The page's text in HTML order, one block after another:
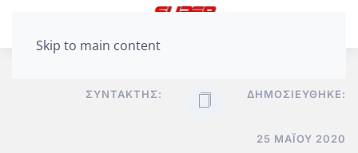
Skip to main content
ΣΥΝΤΆΚΤΗΣ: ΔΗΜΟΣΙΕΎΘΗΚΕ:
25 ΜΑΪ́ΟΥ 2020